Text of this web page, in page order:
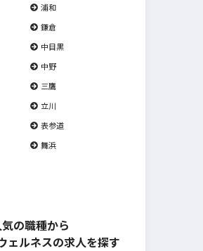
浦和
鎌倉
中目黒
中野
三鷹
立川
表参道
舞浜
の職種から
ェルネスの求人を探す